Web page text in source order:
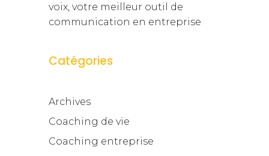
voix, votre meilleur outil de
communication en entreprise
Catégories
Archives
Coaching de vie
Coaching entreprise